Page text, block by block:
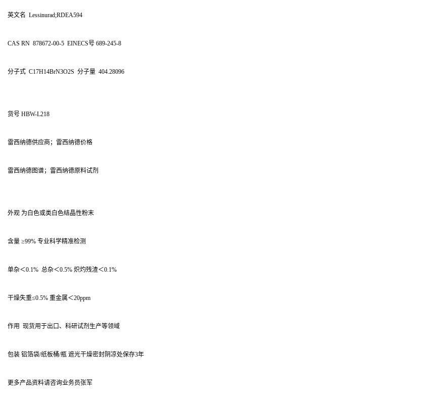
英文名 Lessinurad;RDEA594
CAS RN 878672-00-5 EINECS号 689-245-8
分子式 C17H14BrN3O2S 分子量 404.28096
货号 HBW-L218
雷西纳德供应商；雷西纳德价格
雷西纳德图谱；雷西纳德原料试剂
外观 为白色或类白色结晶性粉末
含量 ≥99% 专业科学精准检测
单杂＜0.1% 总杂＜0.5% 炽灼残渣＜0.1%
干燥失重≤0.5% 重金属＜20ppm
作用 现货用于出口、科研试剂生产等领域
包装 铝箔袋/纸板桶/瓶 遮光干燥密封阴凉处保存3年
更多产品资料请咨询业务员张军